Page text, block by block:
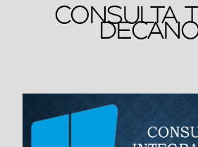
ARTES ESCÉNICAS
EVELYN VANESSA ANDRADE DURAN
NORMATIAS VIGENTES
CONSULTA